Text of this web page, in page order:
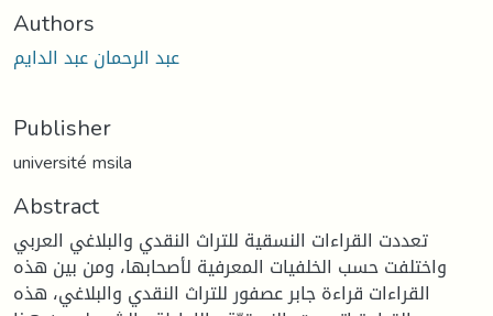
Authors
عبد الرحمان عبد الدايم
Publisher
université msila
Abstract
تعددت القراءات النسقية للتراث النقدي والبلاغي العربي
واختلفت حسب الخلفيات المعرفية لأصحابها، ومن بين هذه
القراءات قراءة جابر عصفور للتراث النقدي والبلاغي، هذه